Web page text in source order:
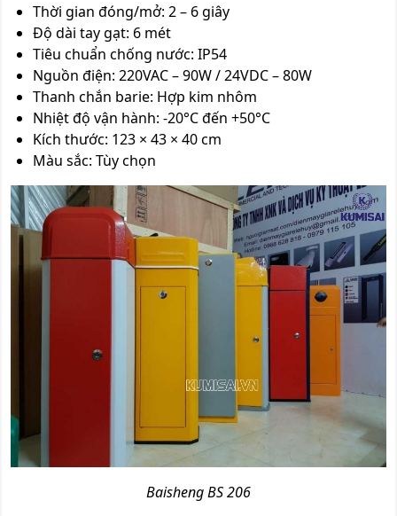
Thời gian đóng/mở: 2 – 6 giây
Độ dài tay gạt: 6 mét
Tiêu chuẩn chống nước: IP54
Nguồn điện: 220VAC – 90W / 24VDC – 80W
Thanh chắn barie: Hợp kim nhôm
Nhiệt độ vận hành: -20°C đến +50°C
Kích thước: 123 × 43 × 40 cm
Màu sắc: Tùy chọn
Baisheng BS 206